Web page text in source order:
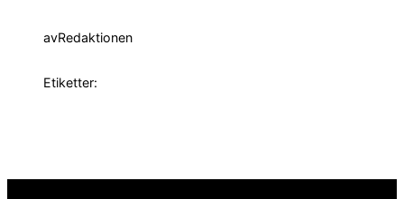
avRedaktionen
Etiketter: